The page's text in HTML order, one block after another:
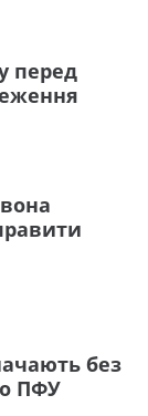
перед
без
ПФУ